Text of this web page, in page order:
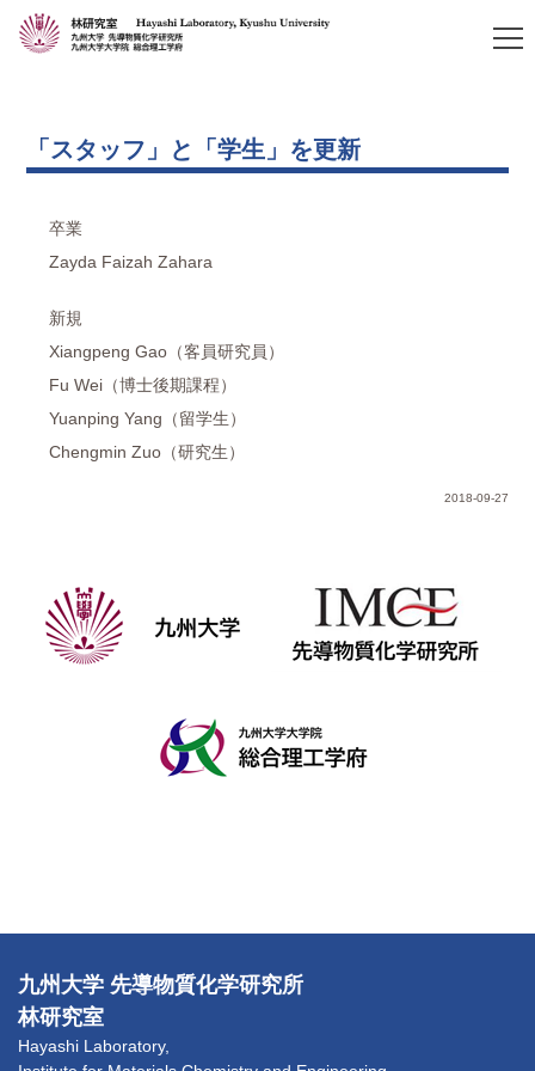
「スタッフ」と「学生」を更新
卒業
Zayda Faizah Zahara
新規
Xiangpeng Gao（客員研究員）
Fu Wei（博士後期課程）
Yuanping Yang（留学生）
Chengmin Zuo（研究生）
2018-09-27
九州大学 先導物質化学研究所
林研究室
Hayashi Laboratory,